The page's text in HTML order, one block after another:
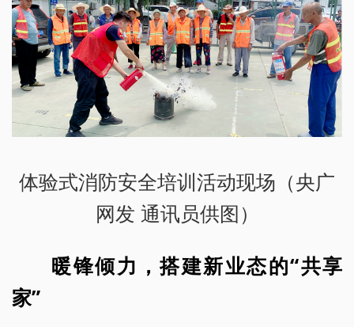
体验式消防安全培训活动现场（央广
网发 通讯员供图）
暖锋倾力，搭建新业态的“共享
家”